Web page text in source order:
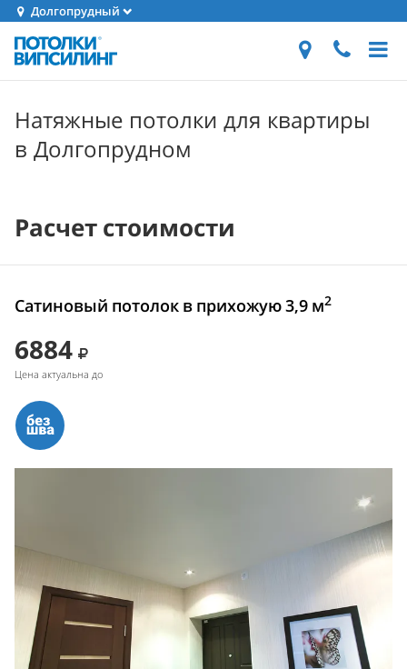
Долгопрудный
Натяжные потолки для квартиры
в Долгопрудном
Расчет стоимости
Сатиновый потолок в прихожую 3,9 м2
6884
Цена актуальна до